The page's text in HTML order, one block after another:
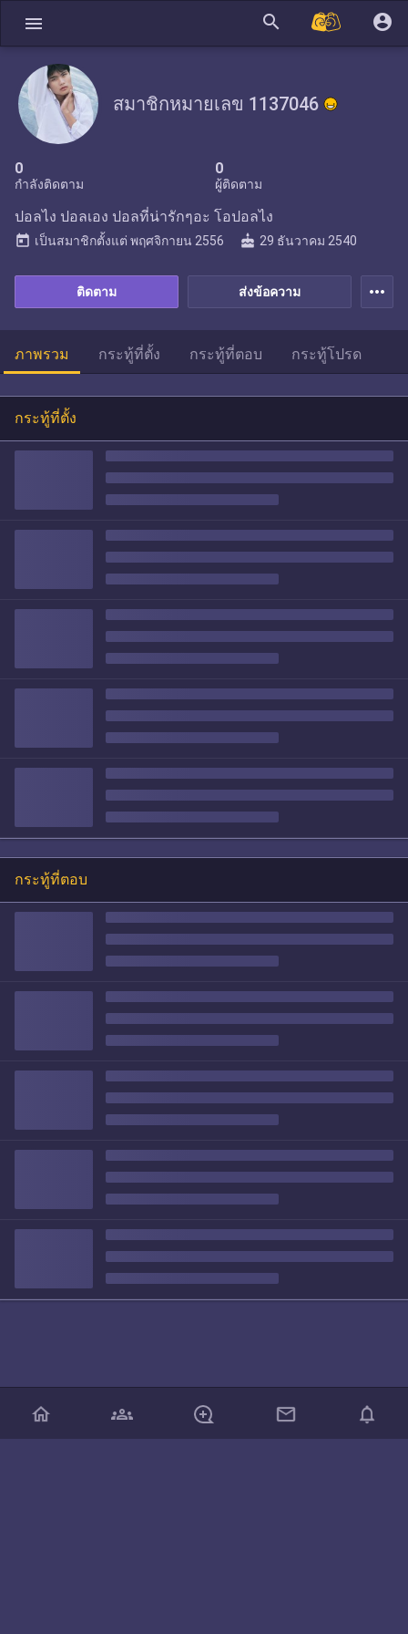
menu search account_circle
สมาชิกหมายเลข 1137046
0
กำลังติดตาม
0
ผู้ติดตาม
ส่งข้อความ
ติดตาม
ปอลไง ปอลเอง ปอลที่น่ารักๆอะ โอปอลไง
today เป็นสมาชิกตั้งแต่ พฤศจิกายน 2556 cake 29 ธันวาคม 2540
more_horiz
ภาพรวม กระทู้ที่ตั้ง กระทู้ที่ตอบ กระทู้โปรด
กระทู้ที่ตั้ง
กระทู้ที่ตอบ